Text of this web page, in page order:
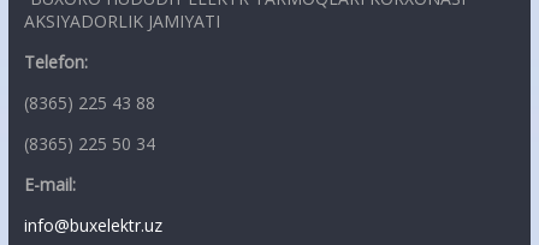
AKSIYADORLIK JAMIYATI
Telefon:
(8365) 225 43 88
(8365) 225 50 34
E-mail:
info@buxelektr.uz